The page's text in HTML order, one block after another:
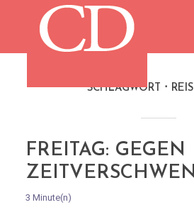
SCHLAGWORT
FREITAG: GEGEN
3 Minute(n)